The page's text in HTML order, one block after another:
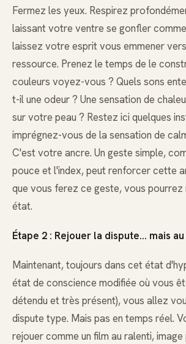
Fermez les yeux. Respirez
laissant votre ventre se gonfler
laissez votre esprit vous emmener
ressource. Prenez le temps de le
couleurs voyez-vous ? Quels sons
t-il une odeur ? Une sensation de
sur votre peau ? Restez ici quelques
imprégnez-vous de la sensation de
C'est votre ancre. Un geste simple,
pouce et l'index, peut renforcer cette
que vous ferez ce geste, vous
état.
Étape 2 : Rejouer la dispute... mais
Maintenant, toujours dans cet état
état de conscience modifiée où vous
détendu et très présent), vous allez
dispute type. Mais pas en temps réel.
rejouer comme un film au ralenti, image